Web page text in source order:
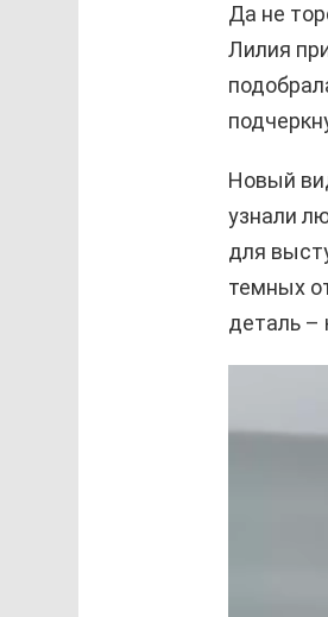
Да не
Лилия
Новый
узнали
для
темных
деталь –